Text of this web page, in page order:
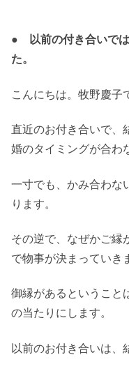
● 以前の付き合いで
た。
こんにちは。牧野慶子
直近のお付き合いで、
婚のタイミングが合わ
一寸でも、かみ合わな
ります。
その逆で、なぜかご縁
で物事が決まっていき
御縁があるということ
の当たりにします。
以前のお付き合いは、